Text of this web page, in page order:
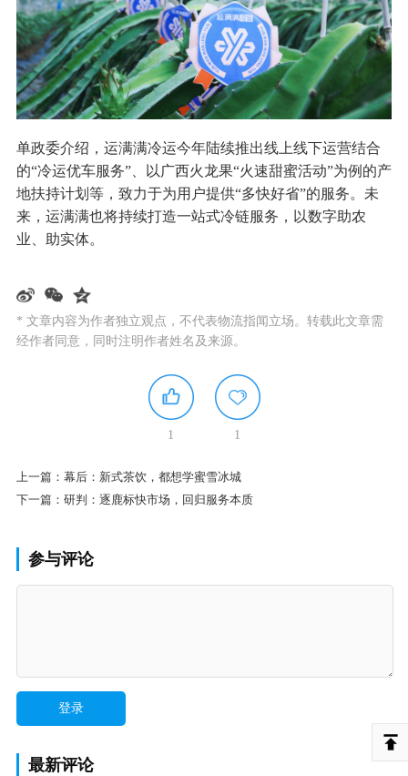
单政委介绍，运满满冷运今年陆续推出线上线下运营结合
的“冷运优车服务”、以广西火龙果“火速甜蜜活动”为例的产
地扶持计划等，致力于为用户提供“多快好省”的服务。未
来，运满满也将持续打造一站式冷链服务，以数字助农
业、助实体。
* 文章内容为作者独立观点，不代表物流指闻立场。转载此文章需
经作者同意，同时注明作者姓名及来源。
1 1
上一篇： 幕后：新式茶饮，都想学蜜雪冰城
下一篇： 研判：逐鹿标快市场，回归服务本质
参与评论
最新评论